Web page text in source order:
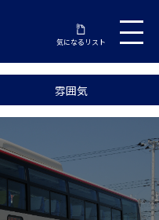
気になるリスト
雰囲気